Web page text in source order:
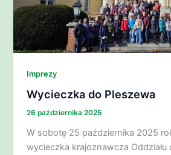
Imprezy
Wycieczka do Pleszewa
26 października 2025
W sobotę 25 października 2025
wycieczka krajoznawcza Oddziału